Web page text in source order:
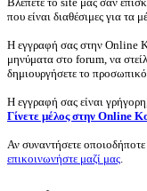
που είναι διαθέσιμες για τα
Η εγγραφή σας στην Online
μηνύματα στο forum, να
δημιουργήσετε το
Η εγγραφή σας είναι
Γίνετε μέλος στην Online
Αν συναντήσετε
επικοινωνήστε μαζί μας.